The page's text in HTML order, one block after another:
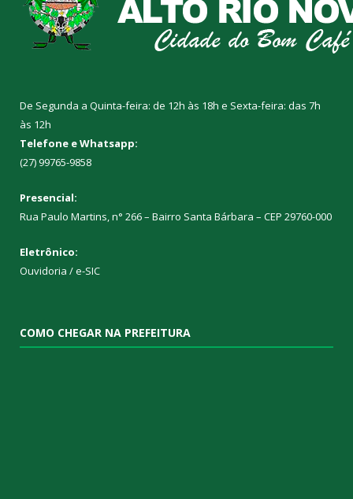
De Segunda a Quinta-feira: de 12h às 18h e Sexta-feira: das 7h
às 12h
Telefone e Whatsapp:
(27) 99765-9858
Presencial:
Rua Paulo Martins, n° 266 – Bairro Santa Bárbara – CEP 29760-000
Eletrônico:
Ouvidoria /e-SIC
COMO CHEGAR NA PREFEITURA